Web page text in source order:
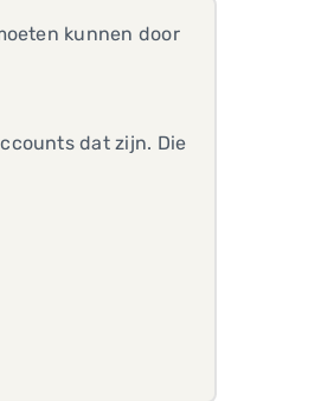
kunnen door
dat zijn. Die